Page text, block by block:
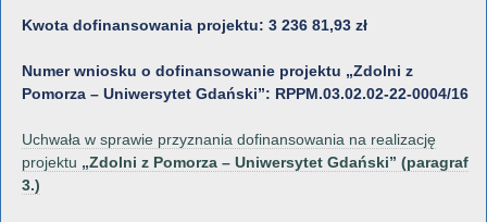
Kwota dofinansowania projektu: 3 236 81,93 zł
Numer wniosku o dofinansowanie projektu „Zdolni z
Pomorza – Uniwersytet Gdański”: RPPM.03.02.02-22-0004/16
Uchwała w sprawie przyznania dofinansowania na realizację
projektu „Zdolni z Pomorza – Uniwersytet Gdański” (paragraf
3.)